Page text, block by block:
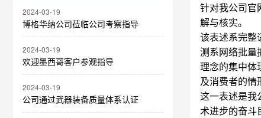
2024-03-19
博格华纳公司莅临公司考察指导
2024-03-19
欢迎墨西哥客户参观指导
2024-03-19
公司通过武器装备质量体系认证
针对我公司官
解与核实。
该表述系完整
测系网络批量
理念的集中体
及消费者的情
这一表述是我
术进步的奋斗